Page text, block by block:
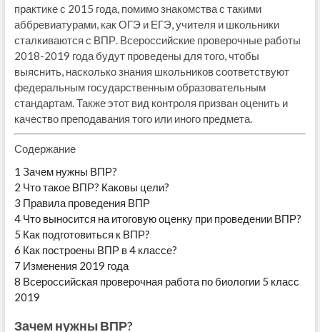
практике с 2015 года, помимо знакомства с такими
аббревиатурами, как ОГЭ и ЕГЭ, учителя и школьники
сталкиваются с ВПР. Всероссийские проверочные работы
2018-2019 года будут проведены для того, чтобы
выяснить, насколько знания школьников соответствуют
федеральным государственным образовательным
стандартам. Также этот вид контроля призван оценить и
качество преподавания того или иного предмета.
Содержание
1 Зачем нужны ВПР?
2 Что такое ВПР? Каковы цели?
3 Правила проведения ВПР
4Что выносится на итоговую оценку при проведении ВПР?
5 Как подготовиться к ВПР?
6 Как построены ВПР в 4 классе?
7 Изменения 2019 года
8 Всероссийская проверочная работа по биологии 5 класс
2019
Зачем нужны ВПР?